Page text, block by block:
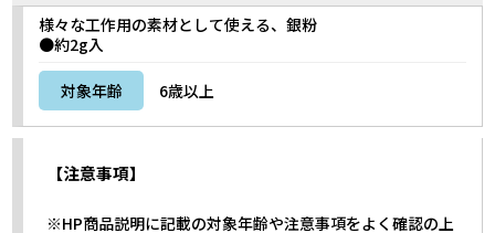
様々な工作用の素材として使える、銀粉
●約2g入
対象年齢 6歳以上
【注意事項】
※HP商品説明に記載の対象年齢や注意事項をよく確認の上